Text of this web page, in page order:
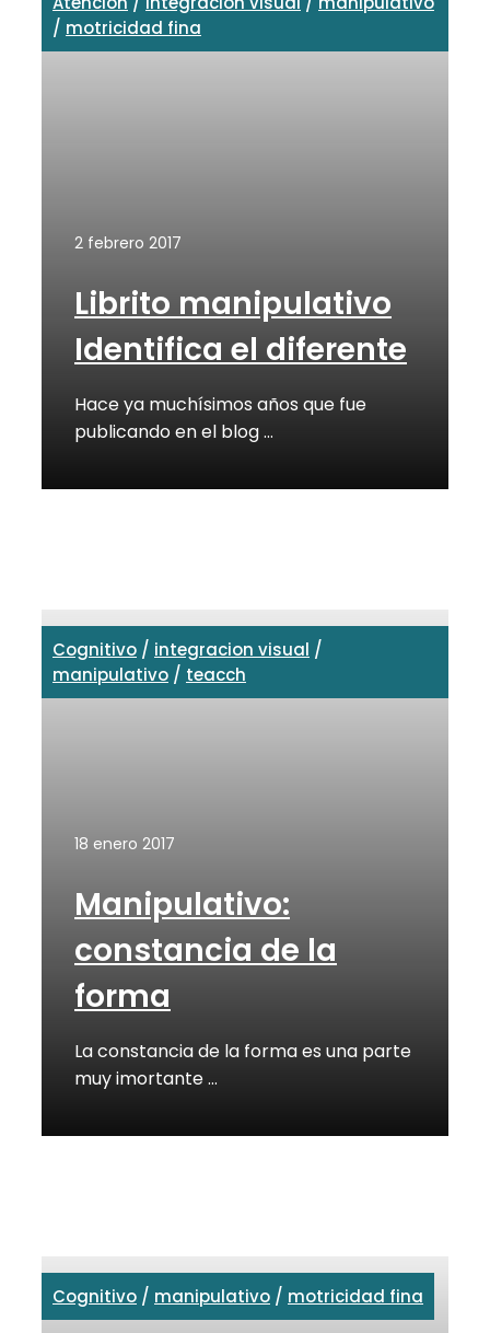
/ motricidad fina
2 febrero 2017
Librito manipulativo
Identifica el diferente
Hace ya muchísimos años que fue
publicando en el blog …
Cognitivo / integracion visual /
manipulativo / teacch
18 enero 2017
Manipulativo:
constancia de la
forma
La constancia de la forma es una parte
muy imortante …
Cognitivo / manipulativo / motricidad fina